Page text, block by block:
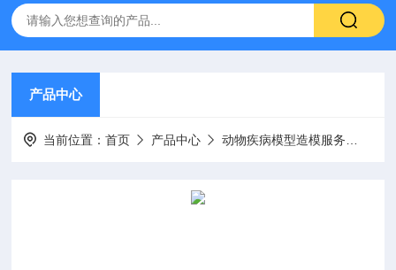
产品中心
当前位置：首页 产品中心 动物疾病模型造模服务